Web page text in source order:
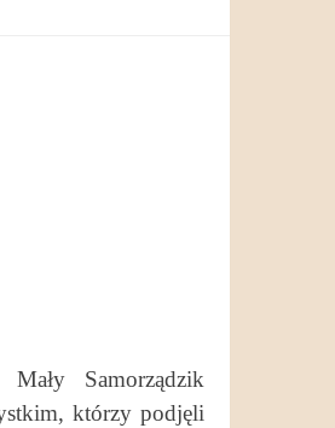
Samorządzik
którzy podjęli